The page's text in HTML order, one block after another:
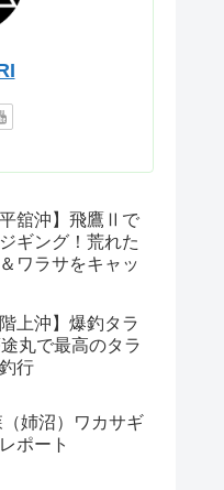
平舘沖】飛鷹Ⅱで
ギング！荒れた
ワラサをキャッ
階上沖】爆釣タラ
丸で最高のタラ
行
姉沼）ワカサギ
ポート